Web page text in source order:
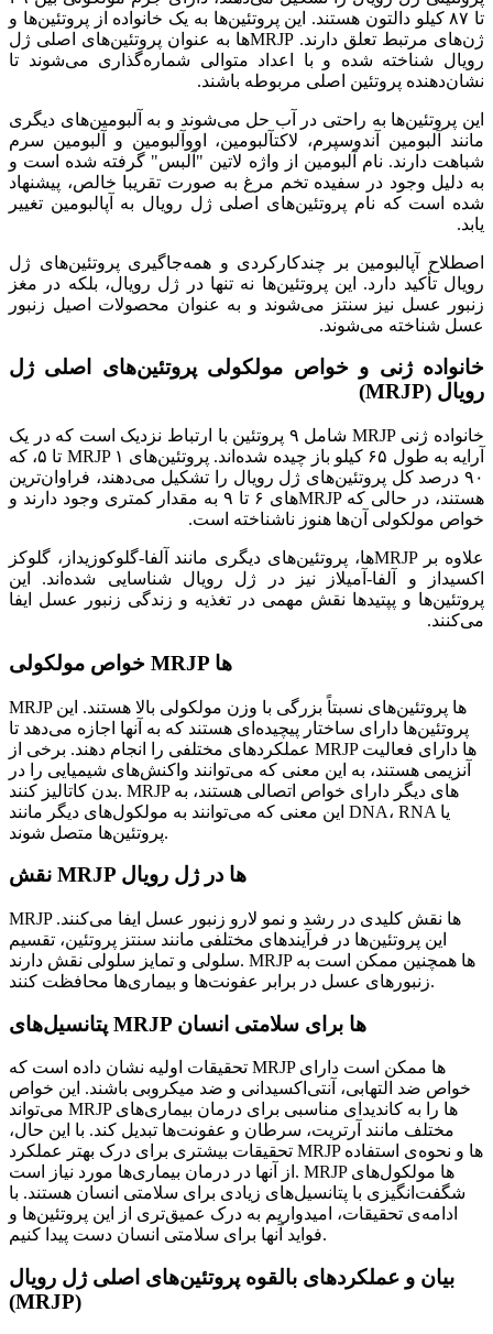
تا ۸۷ کیلو دالتون هستند. این پروتئین‌ها به یک خانواده از پروتئین‌ها و
ژن‌های مرتبط تعلق دارند. MRJP‌ها به عنوان پروتئین‌های اصلی ژل
رویال شناخته شده و با اعداد متوالی شماره‌گذاری می‌شوند تا
نشان‌دهنده پروتئین اصلی مربوطه باشند.
این پروتئین‌ها به راحتی در آب حل می‌شوند و به آلبومین‌های دیگری
مانند آلبومین آندوسپرم، لاکتآلبومین، اووآلبومین و آلبومین سرم
شباهت دارند. نام آلبومین از واژه لاتین "آلبس" گرفته شده است و
به دلیل وجود در سفیده تخم مرغ به صورت تقریبا خالص، پیشنهاد
شده است که نام پروتئین‌های اصلی ژل رویال به آپالبومین تغییر
یابد.
اصطلاح آپالبومین بر چندکارکردی و همه‌جاگیری پروتئین‌های ژل
رویال تأکید دارد. این پروتئین‌ها نه تنها در ژل رویال، بلکه در مغز
زنبور عسل نیز سنتز می‌شوند و به عنوان محصولات اصیل زنبور
عسل شناخته می‌شوند.
خانواده ژنی و خواص مولکولی پروتئین‌های اصلی ژل
رویال (MRJP)
خانواده ژنی MRJP شامل ۹ پروتئین با ارتباط نزدیک است که در یک
آرایه به طول ۶۵ کیلو باز چیده شده‌اند. پروتئین‌های MRJP ۱ تا ۵، که
۹۰ درصد کل پروتئین‌های ژل رویال را تشکیل می‌دهند، فراوان‌ترین
هستند، در حالی که MRJP‌های ۶ تا ۹ به مقدار کمتری وجود دارند و
خواص مولکولی آن‌ها هنوز ناشناخته است.
علاوه بر MRJP‌ها، پروتئین‌های دیگری مانند آلفا-گلوکوزیداز، گلوکز
اکسیداز و آلفا-آمیلاز نیز در ژل رویال شناسایی شده‌اند. این
پروتئین‌ها و پپتیدها نقش مهمی در تغذیه و زندگی زنبور عسل ایفا
می‌کنند.
خواص مولکولی MRJP ها
MRJP ها پروتئین‌های نسبتاً بزرگی با وزن مولکولی بالا هستند. این
پروتئین‌ها دارای ساختار پیچیده‌ای هستند که به آنها اجازه می‌دهد تا
عملکردهای مختلفی را انجام دهند. برخی از MRJP ها دارای فعالیت
آنزیمی هستند، به این معنی که می‌توانند واکنش‌های شیمیایی را در
بدن کاتالیز کنند. MRJP های دیگر دارای خواص اتصالی هستند، به
این معنی که می‌توانند به مولکول‌های دیگر مانند DNA، RNA یا
پروتئین‌ها متصل شوند.
نقش MRJP ها در ژل رویال
MRJP ها نقش کلیدی در رشد و نمو لارو زنبور عسل ایفا می‌کنند.
این پروتئین‌ها در فرآیندهای مختلفی مانند سنتز پروتئین، تقسیم
سلولی و تمایز سلولی نقش دارند. MRJP ها همچنین ممکن است به
زنبورهای عسل در برابر عفونت‌ها و بیماری‌ها محافظت کنند.
پتانسیل‌های MRJP ها برای سلامتی انسان
تحقیقات اولیه نشان داده است که MRJP ها ممکن است دارای
خواص ضد التهابی، آنتی‌اکسیدانی و ضد میکروبی باشند. این خواص
می‌تواند MRJP ها را به کاندیدای مناسبی برای درمان بیماری‌های
مختلف مانند آرتریت، سرطان و عفونت‌ها تبدیل کند. با این حال،
تحقیقات بیشتری برای درک بهتر عملکرد MRJP ها و نحوه‌ی استفاده
از آنها در درمان بیماری‌ها مورد نیاز است. MRJP ها مولکول‌های
شگفت‌انگیزی با پتانسیل‌های زیادی برای سلامتی انسان هستند. با
ادامه‌ی تحقیقات، امیدواریم به درک عمیق‌تری از این پروتئین‌ها و
فواید آنها برای سلامتی انسان دست پیدا کنیم.
بیان و عملکردهای بالقوه پروتئین‌های اصلی ژل رویال
(MRJP)